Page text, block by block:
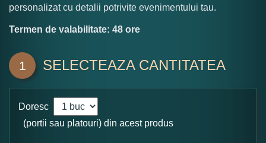
personalizat cu detalii potrivite evenimentului tau.
Termen de valabilitate: 48 ore
1 SELECTEAZA CANTITATEA
Doresc
(portii sau platouri) din acest produs